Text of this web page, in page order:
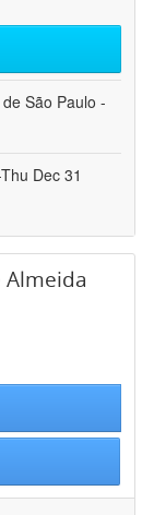
São Paulo -
Dec 31